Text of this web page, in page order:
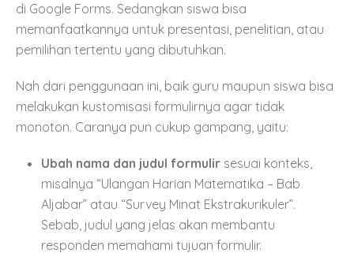
di Google Forms. Sedangkan siswa bisa
memanfaatkannya untuk presentasi, penelitian, atau
pemilihan tertentu yang dibutuhkan.
Nah dari penggunaan ini, baik guru maupun siswa bisa
melakukan kustomisasi formulirnya agar tidak
monoton. Caranya pun cukup gampang, yaitu:
Ubah nama dan judul formulir sesuai konteks,
misalnya “Ulangan Harian Matematika – Bab
Aljabar” atau “Survey Minat Ekstrakurikuler”.
Sebab, judul yang jelas akan membantu
responden memahami tujuan formulir.